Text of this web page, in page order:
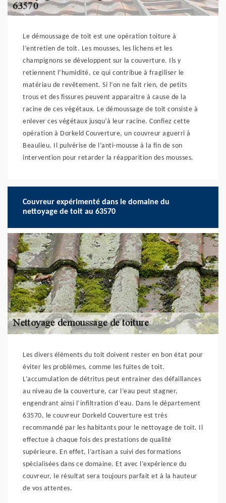
Le démoussage de toit est une opération toiture à
l’entretien de toit. Les mousses, les lichens et les
champignons se développent sur la couverture. Ils y
retiennent l’humidité, ce qui contribue à fragiliser le
matériau de revêtement. Si l’on ne fait rien, de petits
trous et des fissures peuvent apparaitre à cause de la
racine de ces végétaux. Le démoussage de toit consiste à
enlever ces végétaux jusqu’à leur racine. Confiez cette
opération à Dorkeld Couverture, un couvreur aguerri à
Beaulieu. Il pulvérise de l’anti-mousse à la fin de son
intervention pour retarder la réapparition des mousses.
Couvreur expérimenté dans le domaine du
nettoyage de toit au 63570
Les divers éléments du toit doivent rester en bon état pour
éviter les problèmes, comme les fuites de toit.
L’accumulation de détritus peut entrainer des défaillances
au niveau de la couverture, car l’eau peut stagner,
engendrant ainsi l’infiltration d’eau. Dans le département
63570, le couvreur Dorkeld Couverture est très
recommandé par les habitants pour le nettoyage de toit. Il
effectue à chaque fois des prestations de qualité
supérieure. En effet, l’artisan a suivi des formations
spécialisées dans ce domaine. Et avec l’expérience du
couvreur, le résultat sera toujours parfait et à la hauteur
de vos attentes.